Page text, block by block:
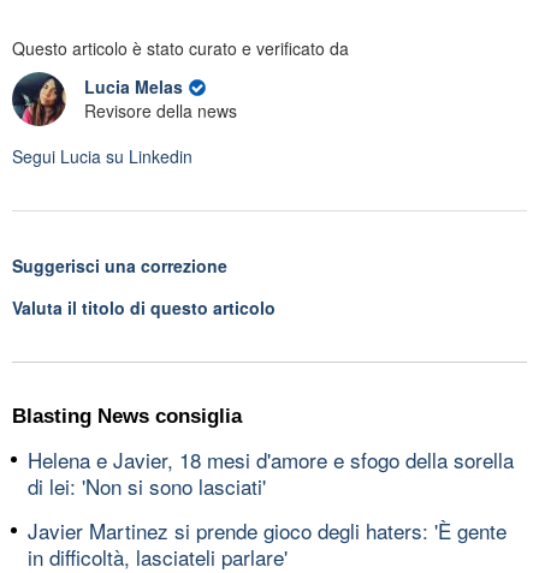
Questo articolo è stato curato e verificato da
Lucia Melas
Revisore della news
Segui Lucia su Linkedin
Suggerisci una correzione
Valuta il titolo di questo articolo
Blasting News consiglia
Helena e Javier, 18 mesi d'amore e sfogo della sorella
di lei: 'Non si sono lasciati'
Javier Martinez si prende gioco degli haters: 'È gente
in difficoltà, lasciateli parlare'